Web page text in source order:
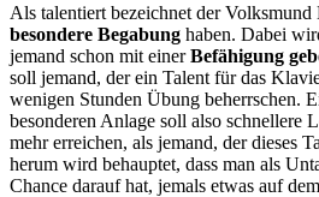
Als talentiert bezeichnet der Volksmund
besondere Begabung haben. Dabei
jemand schon mit einerBefähigung
soll jemand, der ein Talent für das
wenigen Stunden Übung beherrschen.
besonderen Anlage soll also schnellere
mehr erreichen, als jemand, der dieses
herum wird behauptet, dass man als
Chance darauf hat, jemals etwas auf